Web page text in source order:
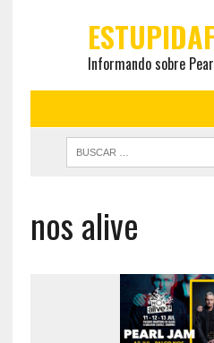
Informando sobre
nos alive